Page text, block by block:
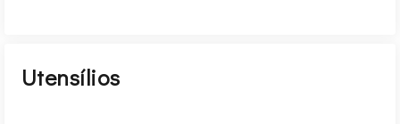
Utensílios